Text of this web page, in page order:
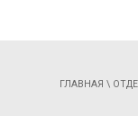
ГЛАВНАЯ \